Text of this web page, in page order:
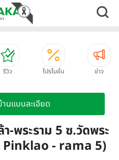
รีวิว โปรโมชั่น ข่าว
นแบบละเอียด
-พระราม 5 ซ.วัดพระ
Pinklao - rama 5)